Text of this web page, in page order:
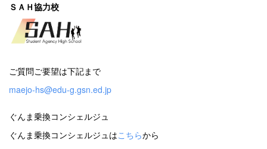
ＳＡＨ協力校
ご質問ご要望は下記まで
maejo-hs@edu-g.gsn.ed.jp
ぐんま乗換コンシェルジュ
ぐんま乗換コンシェルジュはこちらから